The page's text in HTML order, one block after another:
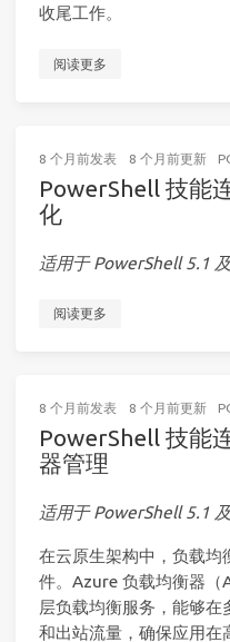
收尾工作。
阅读更多
8 个月前发表 8 个月前更新
PowerShell 技能
化
适用于 PowerShell 5.1
阅读更多
8 个月前发表 8 个月前更新
PowerShell 技能
器管理
适用于 PowerShell 5.1
在云原生架构中，负载均
件。Azure 负载均衡器
层负载均衡服务，能够
和出站流量，确保应用在